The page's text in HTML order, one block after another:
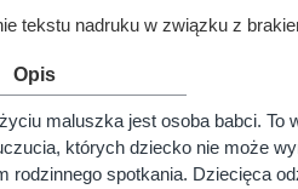
tekstu nadruku w związku z
Opis
maluszka jest osoba babci. To
których dziecko nie może
spotkania. Dziecięca